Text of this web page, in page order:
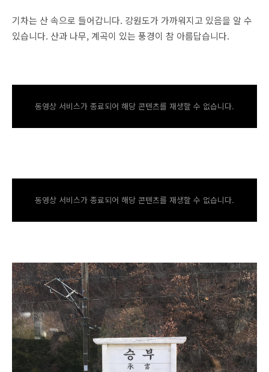
기차는 산 속으로 들어갑니다. 강원도가 가까워지고 있음을 알 수
있습니다. 산과 나무, 계곡이 있는 풍경이 참 아름답습니다.
동영상 서비스가 종료되어 해당 콘텐츠를 재생할 수 없습니다.
동영상 서비스가 종료되어 해당 콘텐츠를 재생할 수 없습니다.